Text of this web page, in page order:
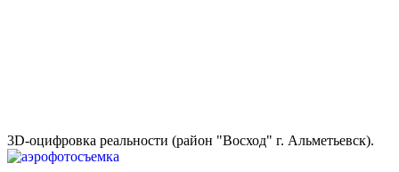
3D-оцифровка реальности (район "Восход" г. Альметьевск).